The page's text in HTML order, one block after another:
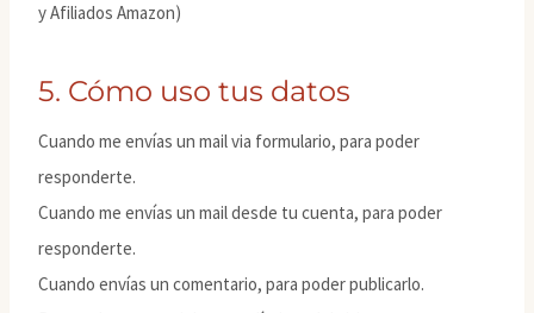
y Afiliados Amazon)
5. Cómo uso tus datos
Cuando me envías un mail via formulario, para poder
responderte.
Cuando me envías un mail desde tu cuenta, para poder
responderte.
Cuando envías un comentario, para poder publicarlo.